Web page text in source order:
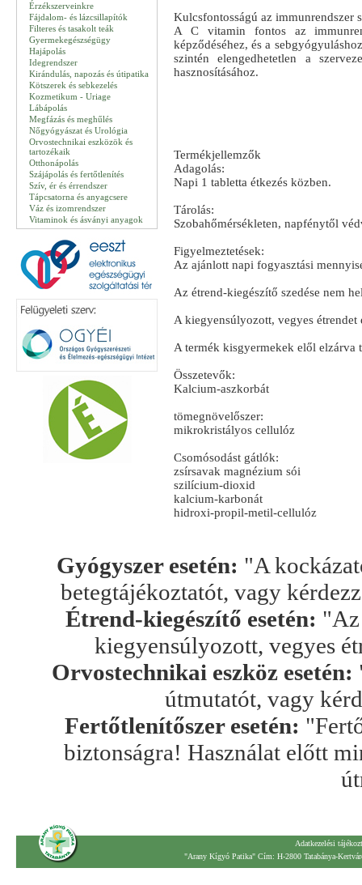
Érzékszerveinkre
Fájdalom- és lázcsillapítók
Filteres és tasakolt teák
Gyermekegészségügy
Hajápolás
Idegrendszer
Kirándulás, napozás és útipatika
Kötszerek és sebkezelés
Kozmetikum - Uriage
Lábápolás
Megfázás és meghűlés
Nőgyógyászat és Urológia
Orvostechnikai eszközök és
tartozékaik
Otthonápolás
Szájápolás és fertőtlenítés
Szív, ér és érrendszer
Tápcsatorna és anyagcsere
Váz és izomrendszer
Vitaminok és ásványi anyagok
Kulcsfontosságú az immunrendszer
A C vitamin fontos az
képződéséhez, és a
szintén elengedhetetlen a
hasznosításához.
Termékjellemzők
Adagolás:
Napi 1 tabletta étkezés közben.
Tárolás:
Szobahőmérsékleten, napfénytől
Figyelmeztetések:
Az ajánlott napi fogyasztási
Az étrend-kiegészítő szedése nem
A kiegyensúlyozott, vegyes étrendet
A termék kisgyermekek elől elzárva
Összetevők:
Kalcium-aszkorbát
tömegnövelőszer:
mikrokristályos cellulóz
Csomósodást gátlók:
zsírsavak magnézium sói
szilícium-dioxid
kalcium-karbonát
hidroxi-propil-metil-cellulóz
Gyógyszer esetén: "A
betegtájékoztatót, vagy
Étrend-kiegészítő esetén: "Az
kiegyensúlyozott, vegyes
Orvostechnikai eszköz esetén:
útmutatót, vagy
Fertőtlenítőszer esetén:
biztonságra! Használat előtt
Adatkezelési
"Arany Kígyó Patika" Cím: H-2800 Tatabánya-